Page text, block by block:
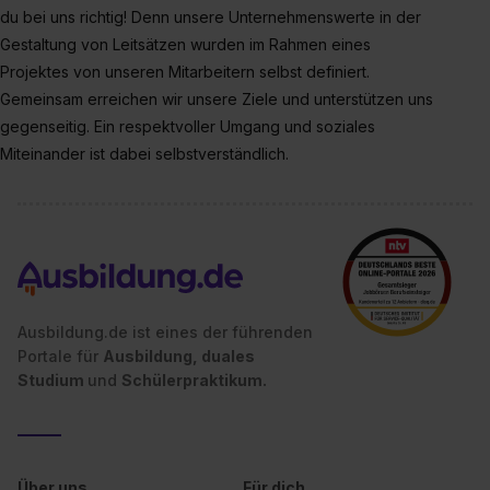
einzelnen Cookies findest du durch Klick auf „Details
zeigen“. Weitere Informationen: Datenschutzerklärung
Impressum
du bei uns richtig! Denn unsere Unternehmenswerte in der
Gestaltung von Leitsätzen wurden im Rahmen eines
Projektes von unseren Mitarbeitern selbst definiert.
Gemeinsam erreichen wir unsere Ziele und unterstützen uns
gegenseitig. Ein respektvoller Umgang und soziales
Miteinander ist dabei selbstverständlich.
Ausbildung.de ist eines der führenden
Portale für Ausbildung, duales
Studium und Schülerpraktikum.